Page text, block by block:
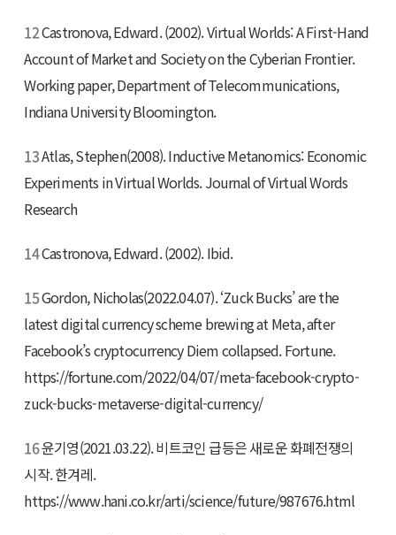
12Castronova, Edward. (2002). Virtual Worlds: A First-Hand
Account of Market and Society on the Cyberian Frontier.
Working paper, Department of Telecommunications,
Indiana University Bloomington.
13Atlas, Stephen(2008). Inductive Metanomics: Economic
Experiments in Virtual Worlds. Journal of Virtual Words
Research
14Castronova, Edward. (2002). Ibid.
15Gordon, Nicholas(2022.04.07). ‘Zuck Bucks’ are the
latest digital currency scheme brewing at Meta, after
Facebook’s cryptocurrency Diem collapsed. Fortune.
https://fortune.com/2022/04/07/meta-facebook-crypto-
zuck-bucks-metaverse-digital-currency/
16윤기영(2021.03.22). 비트코인 급등은 새로운 화폐전쟁의
시작. 한겨레.
https://www.hani.co.kr/arti/science/future/987676.html